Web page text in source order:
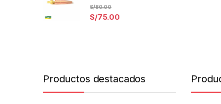
S/75.00
S/80.00
Productos destacados